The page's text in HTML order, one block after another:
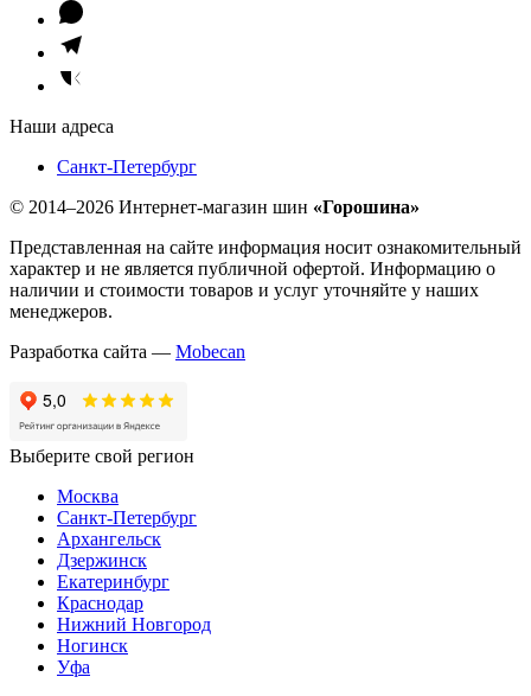
Наши адреса
Санкт-Петербург
© 2014–2026 Интернет-магазин шин «Горошина»
Представленная на сайте информация носит ознакомительный
характер и не является публичной офертой. Информацию о
наличии и стоимости товаров и услуг уточняйте у наших
менеджеров.
Разработка сайта — Mobecan
Выберите свой регион
Москва
Санкт-Петербург
Архангельск
Дзержинск
Екатеринбург
Краснодар
Нижний Новгород
Ногинск
Уфа